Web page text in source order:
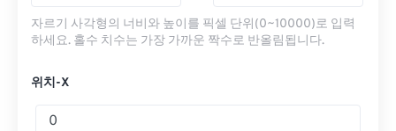
자르기 사각형의 너비와 높이를 픽셀 단위(0~10000)로 입력
하세요. 홀수 치수는 가장 가까운 짝수로 반올림됩니다.
위치-X